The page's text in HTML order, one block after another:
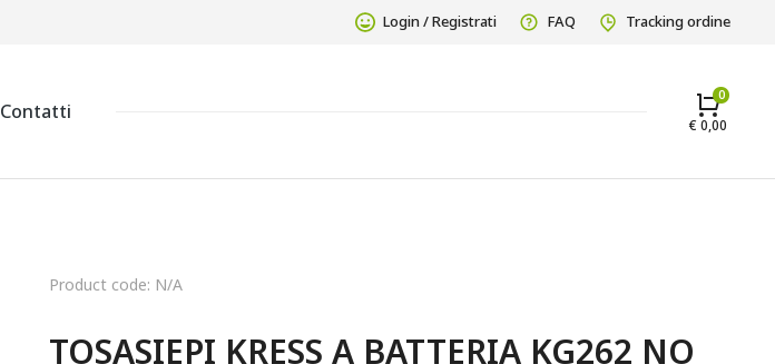
Login / Registrati FAQ Tracking ordine
Contatti
€ 0,00
Product code: N/A
TOSASIEPI KRESS A BATTERIA KG262 NO